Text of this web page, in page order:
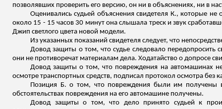
позволявших проверить его версию, он ни в объяснениях, ни в
Оценивались судьей объяснения свидетеля К., которые не
около 15 - 15 часов 30 минут она слышала треск и звук
Джип светлого цвета новой модели.
Из указанных показаний свидетеля следует, что
Довод защиты о том, что судье следовало передопросить
они не противоречат материалам дела. Ходатайство о допросе
Довод защиты о том, что повреждения на автомашинах
осмотре транспортных средств, подписал протокол осмотра без
Позиция Б. о том, что повреждения были им получены
обстоятельствах повреждения на его автомашине получены.
Довод защиты о том, что дело принято судьей к